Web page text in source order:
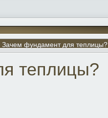
Зачем фундамент для теплицы?
теплицы?